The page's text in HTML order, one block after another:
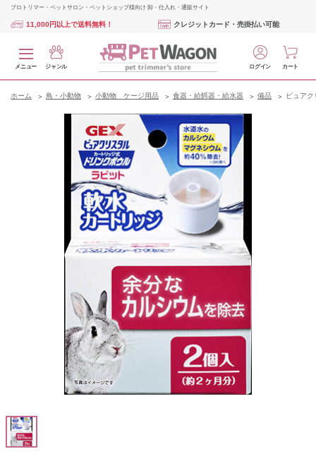
プロトリマー・ペットサロン・ペットショップ様向け 卸・仕入れ・通販サイト
11,000円以上で送料無料！ クレジットカード・売掛払い可能
メニュー ジャンル ログイン カート
ホーム 鳥・小動物 小動物 ケージ用品 食器・給餌器・給水器 備品 ピュア